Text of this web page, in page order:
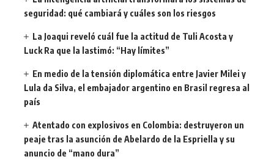
seguridad: qué cambiará y cuáles son los riesgos
La Joaqui reveló cuál fue la actitud de Tuli Acosta y
Luck Ra que la lastimó: “Hay límites”
En medio de la tensión diplomática entre Javier Milei y
Lula da Silva, el embajador argentino en Brasil regresa al
país
Atentado con explosivos en Colombia: destruyeron un
peaje tras la asunción de Abelardo de la Espriella y su
anuncio de “mano dura”